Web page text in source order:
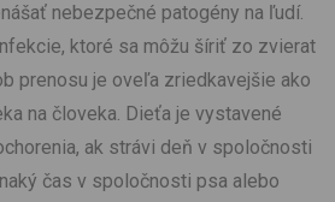
nebezpečné patogény na ľudí.
ktoré sa môžu šíriť zo zvierat
prenosu je oveľa zriedkavejšie ako
na človeka. Dieťa je vystavené
ak strávi deň v spoločnosti
čas v spoločnosti psa alebo